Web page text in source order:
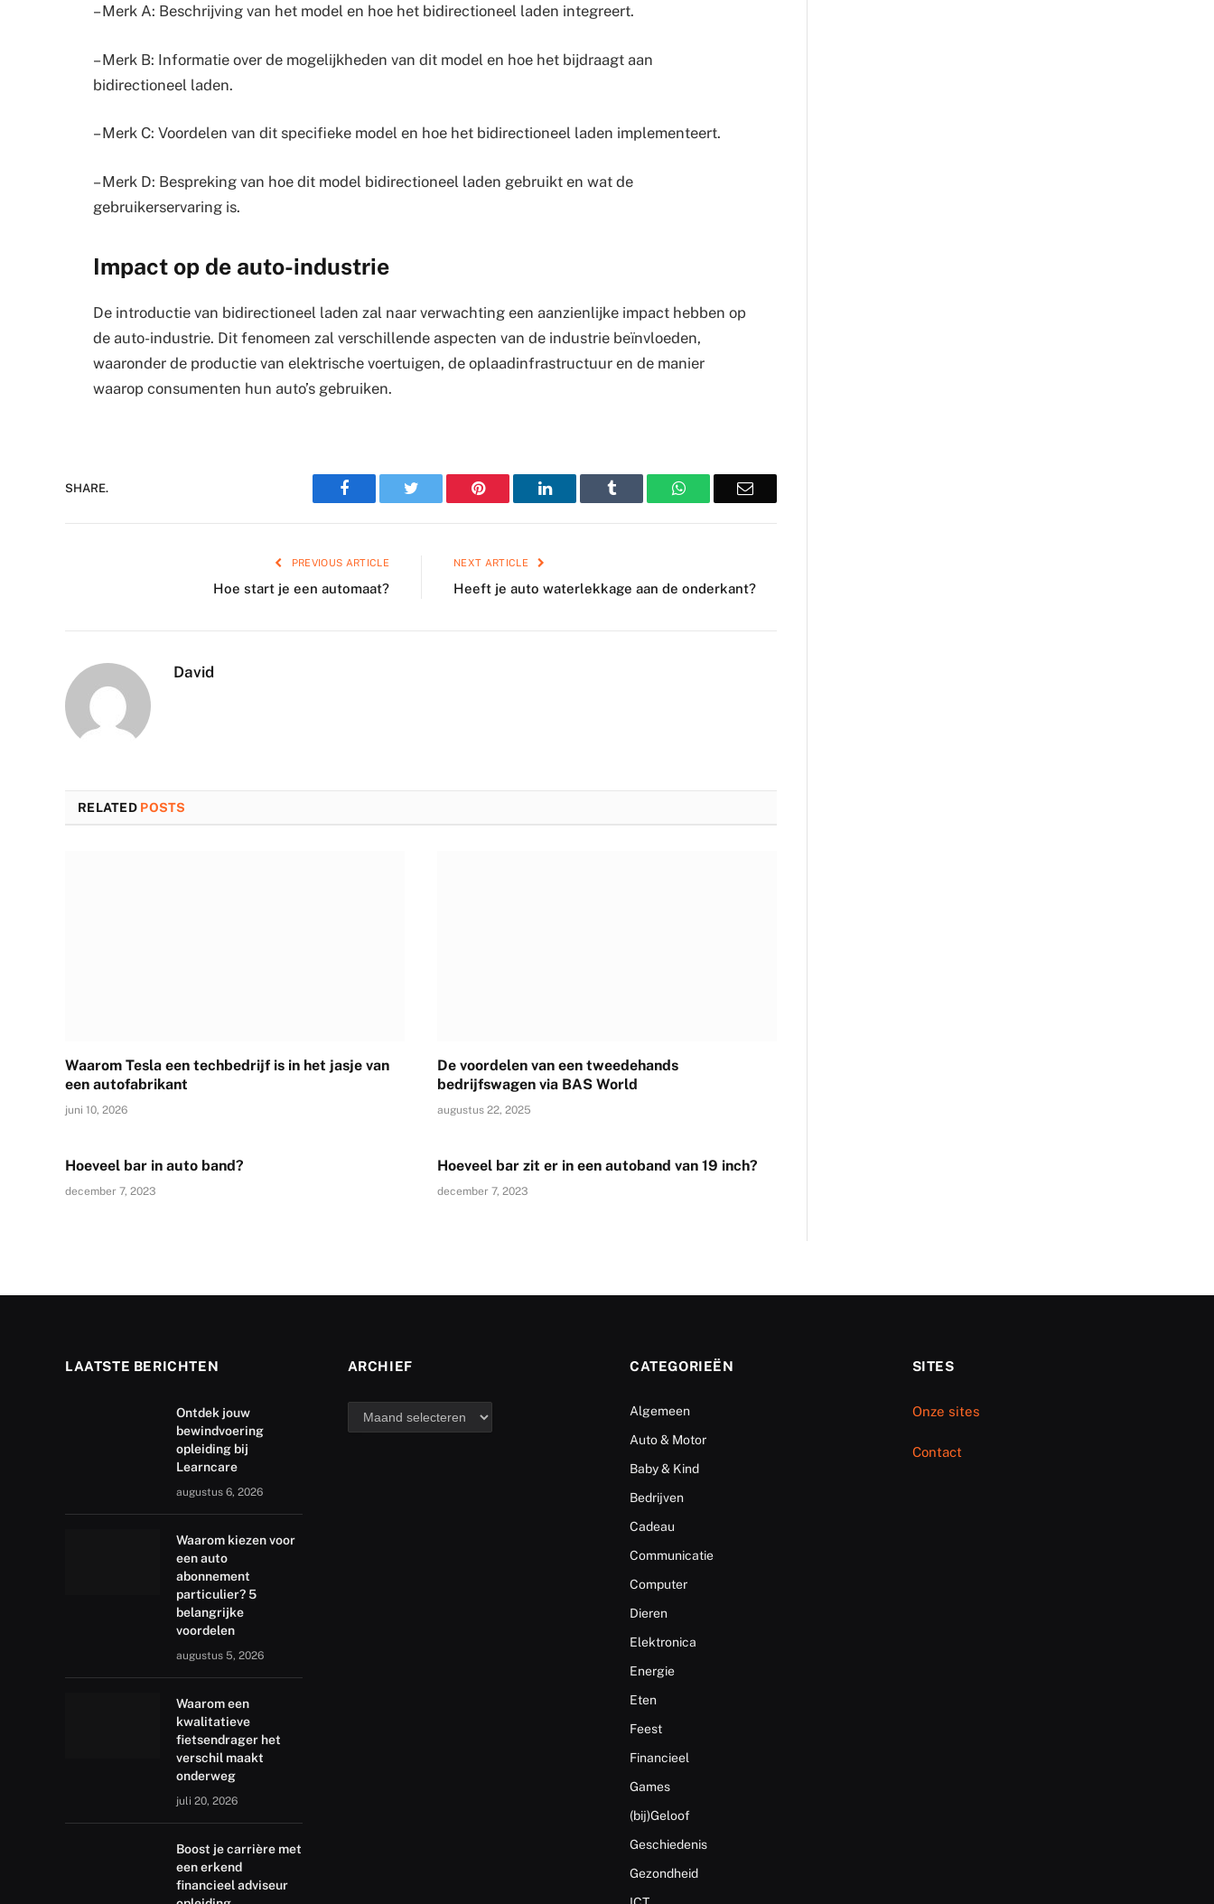
– Merk A: Beschrijving van het model en hoe het bidirectioneel laden integreert.
– Merk B: Informatie over de mogelijkheden van dit model en hoe het bijdraagt aan
bidirectioneel laden.
– Merk C: Voordelen van dit specifieke model en hoe het bidirectioneel laden implementeert.
– Merk D: Bespreking van hoe dit model bidirectioneel laden gebruikt en wat de
gebruikerservaring is.
Impact op de auto-industrie
De introductie van bidirectioneel laden zal naar verwachting een aanzienlijke impact hebben op
de auto-industrie. Dit fenomeen zal verschillende aspecten van de industrie beïnvloeden,
waaronder de productie van elektrische voertuigen, de oplaadinfrastructuur en de manier
waarop consumenten hun auto’s gebruiken.
SHARE. Facebook Twitter Pinterest LinkedIn Tumblr WhatsAppEmail
PREVIOUS ARTICLE
Hoe start je een automaat?
NEXT ARTICLE
Heeft je auto waterlekkage aan de onderkant?
David
RELATED POSTS
Waarom Tesla een techbedrijf is in het jasje van
een autofabrikant
juni 10, 2026
De voordelen van een tweedehands
bedrijfswagen via BAS World
augustus 22, 2025
Hoeveel bar in auto band?
december 7, 2023
Hoeveel bar zit er in een autoband van 19 inch?
december 7, 2023
LAATSTE BERICHTEN
Ontdek jouw
bewindvoering
opleiding bij
Learncare
augustus 6, 2026
Waarom kiezen voor
een auto
abonnement
particulier? 5
belangrijke
voordelen
augustus 5, 2026
Waarom een
kwalitatieve
fietsendrager het
verschil maakt
onderweg
juli 20, 2026
Boost je carrière met
een erkend
financieel adviseur
ARCHIEF
archief
CATEGORIEËN
Algemeen
Auto & Motor
Baby & Kind
Bedrijven
Cadeau
Communicatie
Computer
Dieren
Elektronica
Energie
Eten
Feest
Financieel
Games
(bij)Geloof
Geschiedenis
Gezondheid
SITES
Onze sites
Contact